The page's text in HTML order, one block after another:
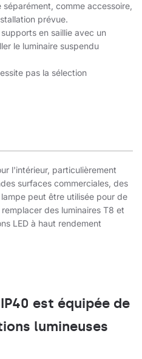
comme accessoire,
prévue.
en saillie avec un
le luminaire suspendu
pas la sélection
l'intérieur, particulièrement
surfaces commerciales, des
peut être utilisée pour de
des luminaires T8 et
LED à haut rendement
est équipée de
lumineuses